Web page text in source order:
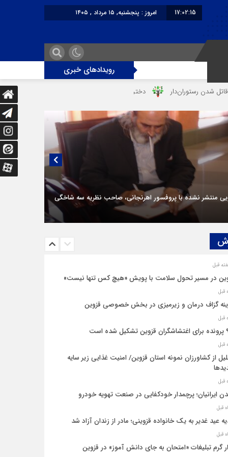
17:02:15
امروز : پنجشنبه, ۱۵ مرداد , ۱۴۰۵
رویدادهای خبری
دختر ۱۶ ساله در تصادف آزادراه قزوین-کرج به کام مرگ رفت
منتشر نشده با پروفسور اهرنجانی، صاحب نظریه سه‌ شاخگی
در مسیر تحول سلامت با پویش «هیچ‌ کس تنها نیست»
گزاف درمان و زیرمیزی در بخش خصوصی قزوین
است
از کشاورزان نمونه استان قزوین/ امنیت غذایی زیر سایه
ایرانیان؛ پرچمدار خودکفایی در صنعت تهویه خودرو
عید غدیر به یک خانواده قزوینی؛ مادر از زندان آزاد شد
گرم تبلیغات «امتحان به جای دانش‌ آموز» در قزوین